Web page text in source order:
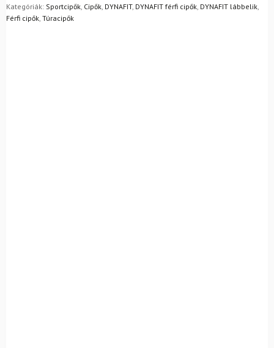
Mik a visszaküldés feltételei?
Kategóriák: Sportcipők Cipők DYNAFIT, DYNAFIT férfi cipők DYNAFIT lábbelik
Férfi cipők Túracipők